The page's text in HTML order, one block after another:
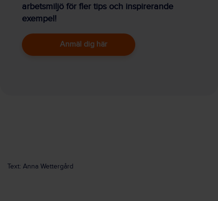
arbetsmiljö för fler tips och inspirerande
exempel!
Anmäl dig här
Text: Anna Wettergård